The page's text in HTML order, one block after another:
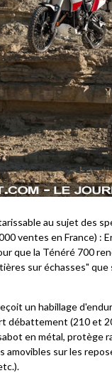
au sujet des
ventes en France) :
que la Ténéré 700
sur échasses"
un habillage
débattement (210 et
en métal, protège
sur les